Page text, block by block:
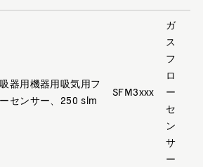
器用機器用吸気用フ
センサー、250 slm
SFM3xxx
ガ
ス
フ
ロ
ー
セ
ン
サ
ー